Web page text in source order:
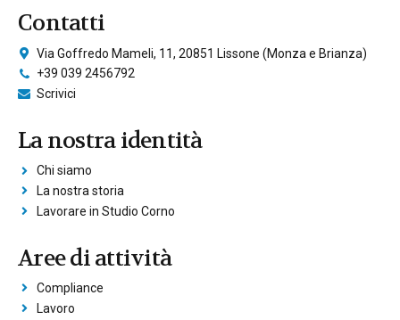
Contatti
Via Goffredo Mameli, 11, 20851 Lissone (Monza e Brianza)
+39 039 2456792
Scrivici
La nostra identità
Chi siamo
La nostra storia
Lavorare in Studio Corno
Aree di attività
Compliance
Lavoro